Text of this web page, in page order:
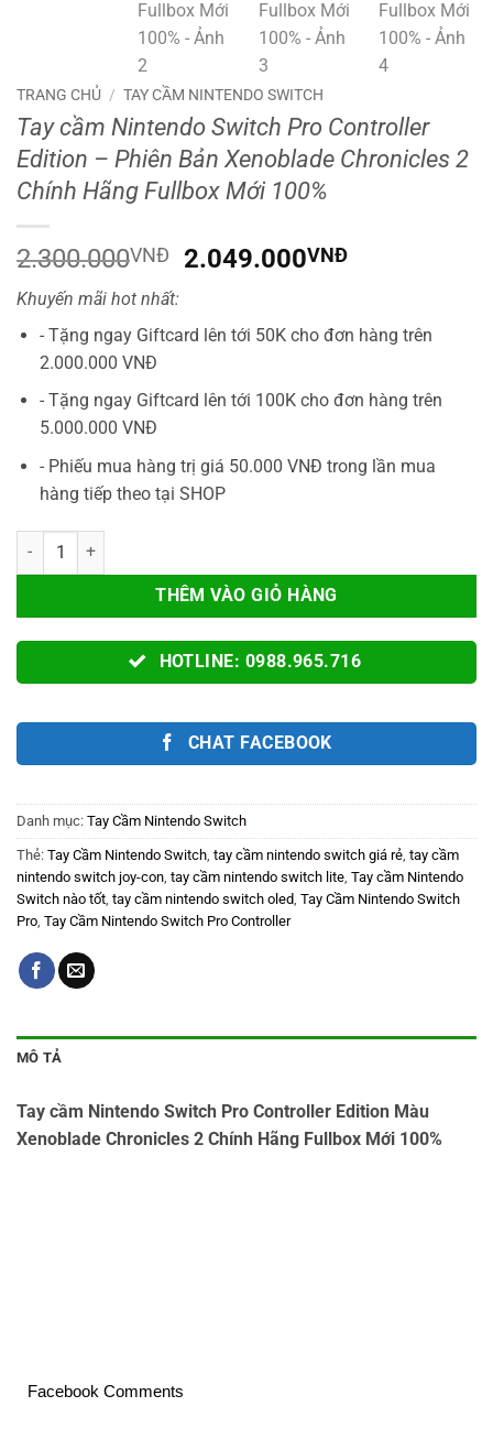
TRANG CHỦ / TAY CẦM NINTENDO SWITCH
Tay cầm Nintendo Switch Pro Controller
Edition – Phiên Bản Xenoblade Chronicles 2
Chính Hãng Fullbox Mới 100%
2.300.000VNĐ
Giá
2.300.000VNĐ.
2.049.000VNĐGiá
là:
Khuyến mãi hot nhất:
- Tặng ngay Giftcard lên tới 50K cho đơn hàng trên
2.000.000 VNĐ
- Tặng ngay Giftcard lên tới 100K cho đơn hàng trên
5.000.000 VNĐ
- Phiếu mua hàng trị giá 50.000 VNĐ trong lần mua
hàng tiếp theo tại SHOP
Tay cầm Nintendo Switch Pro Controller Edition - Phiên Bản
THÊM VÀO GIỎ HÀNG
HOTLINE: 0988.965.716
CHAT FACEBOOK
Danh mục: Tay Cầm Nintendo Switch
Thẻ: Tay Cầm Nintendo Switch tay cầm nintendo switch giá rẻ tay cầm
nintendo switch joy-con tay cầm nintendo switch lite Tay cầm Nintendo
Switch nào tốt tay cầm nintendo switch oled Tay Cầm Nintendo Switch
Pro Tay Cầm Nintendo Switch Pro Controller
MÔ TẢ
Tay cầm Nintendo Switch Pro Controller Edition Màu
Xenoblade Chronicles 2 Chính Hãng Fullbox Mới 100%
Facebook Comments